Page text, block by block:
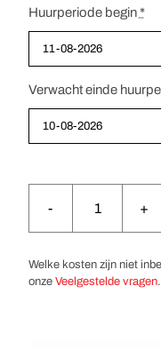
Huurperiode begin*
Verwacht einde
55
liter
aantal
Welke kosten zijn niet
onze Veelgestelde vragen.